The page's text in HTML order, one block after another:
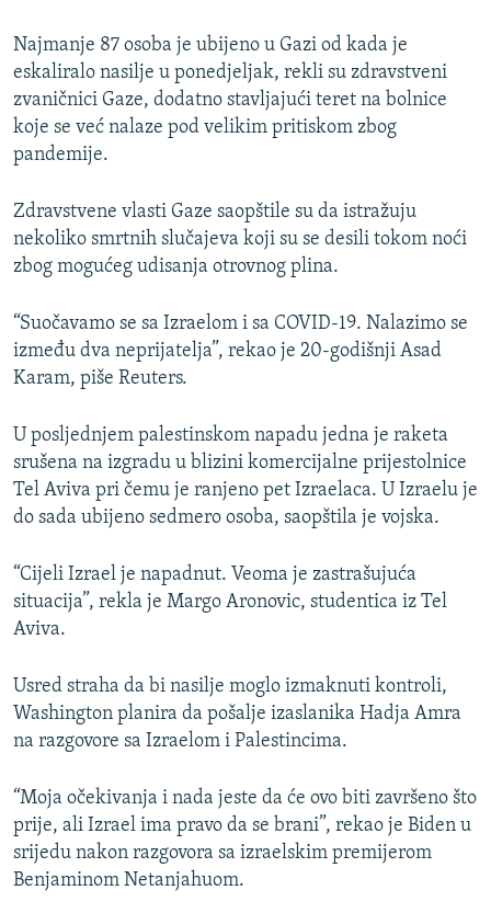
Najmanje 87 osoba je ubijeno u Gazi od kada je
eskaliralo nasilje u ponedjeljak, rekli su zdravstveni
zvaničnici Gaze, dodatno stavljajući teret na bolnice
koje se već nalaze pod velikim pritiskom zbog
pandemije.
Zdravstvene vlasti Gaze saopštile su da istražuju
nekoliko smrtnih slučajeva koji su se desili tokom noći
zbog mogućeg udisanja otrovnog plina.
“Suočavamo se sa Izraelom i sa COVID-19. Nalazimo se
između dva neprijatelja”, rekao je 20-godišnji Asad
Karam, piše Reuters.
U posljednjem palestinskom napadu jedna je raketa
srušena na izgradu u blizini komercijalne prijestolnice
Tel Aviva pri čemu je ranjeno pet Izraelaca. U Izraelu je
do sada ubijeno sedmero osoba, saopštila je vojska.
“Cijeli Izrael je napadnut. Veoma je zastrašujuća
situacija”, rekla je Margo Aronovic, studentica iz Tel
Aviva.
Usred straha da bi nasilje moglo izmaknuti kontroli,
Washington planira da pošalje izaslanika Hadja Amra
na razgovore sa Izraelom i Palestincima.
“Moja očekivanja i nada jeste da će ovo biti završeno što
prije, ali Izrael ima pravo da se brani”, rekao je Biden u
srijedu nakon razgovora sa izraelskim premijerom
Benjaminom Netanjahuom.